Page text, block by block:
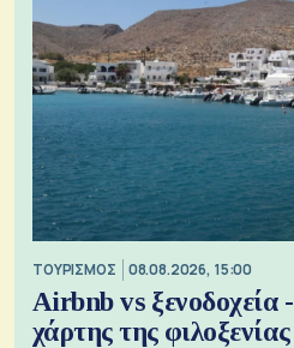
ΤΟΥΡΙΣΜΟΣ 08.08.2026, 15:00
Airbnb vs ξενοδοχεία
χάρτης της